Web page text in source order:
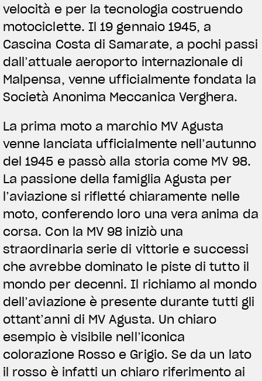
velocità e per la tecnologia costruendo
motociclette. Il 19 gennaio 1945, a
Cascina Costa di Samarate, a pochi passi
dall’attuale aeroporto internazionale di
Malpensa, venne ufficialmente fondata la
Società Anonima Meccanica Verghera.
La prima moto a marchio MV Agusta
venne lanciata ufficialmente nell’autunno
del 1945 e passò alla storia come MV 98.
La passione della famiglia Agusta per
l’aviazione si rifletté chiaramente nelle
moto, conferendo loro una vera anima da
corsa. Con la MV 98 iniziò una
straordinaria serie di vittorie e successi
che avrebbe dominato le piste di tutto il
mondo per decenni. Il richiamo al mondo
dell’aviazione è presente durante tutti gli
ottant’anni di MV Agusta. Un chiaro
esempio è visibile nell’iconica
colorazione Rosso e Grigio. Se da un lato
il rosso è infatti un chiaro riferimento ai